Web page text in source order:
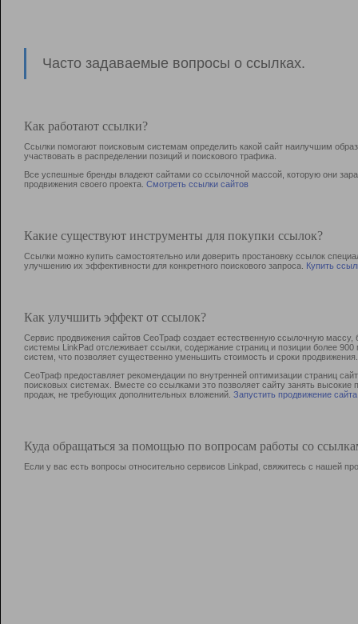
Часто задаваемые вопросы о ссылках.
Как работают ссылки?
Ссылки помогают поисковым системам определить какой сайт наилучшим
участвовать в раcпределении позиций и поискового трафика.
Все успешные бренды владеют сайтами со ссылочной массой, которую они
продвижения своего проекта. Смотреть ссылки сайтов
Какие существуют инструменты для покупки ссылок?
Ссылки можно купить самостоятельно или доверить простановку ссылок
улучшению их эффективности для конкретного поискового запроса. Купить
Как улучшить эффект от ссылок?
Сервис продвижения сайтов СеоТраф создает естественную ссылочную
системы LinkPad отслеживает ссылки, содержание страниц и позиции более
систем, что позволяет существенно уменьшить стоимость и сроки продвижения.
СеоТраф предоставляет рекомендации по внутренней оптимизации страниц
поисковых системах. Вместе со ссылками это позволяет сайту занять
продаж, не требующих дополнительных вложений. Запустить продвижение сайта
Куда обращаться за помощью по вопросам работы со
Если у вас есть вопросы относительно сервисов Linkpad, свяжитесь с нашей